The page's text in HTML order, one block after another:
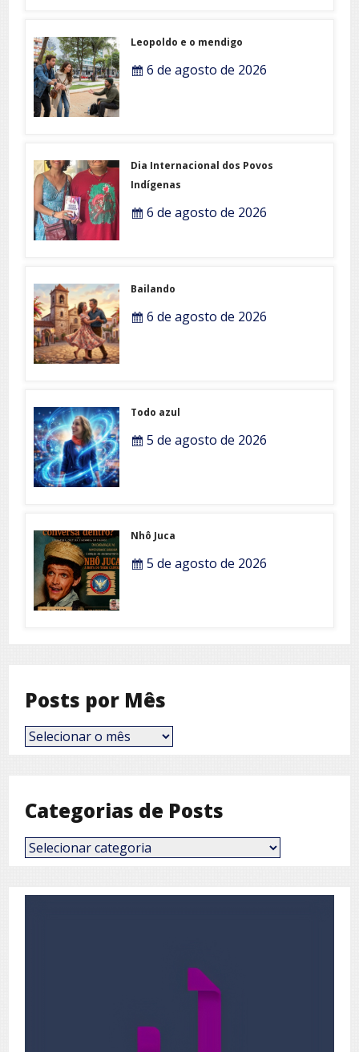
Leopoldo e o mendigo
6 de agosto de 2026
Dia Internacional dos Povos
Indígenas
6 de agosto de 2026
Bailando
6 de agosto de 2026
Todo azul
5 de agosto de 2026
Nhô Juca
5 de agosto de 2026
Posts por Mês
Posts
por
Categorias de Posts
Categorias
de